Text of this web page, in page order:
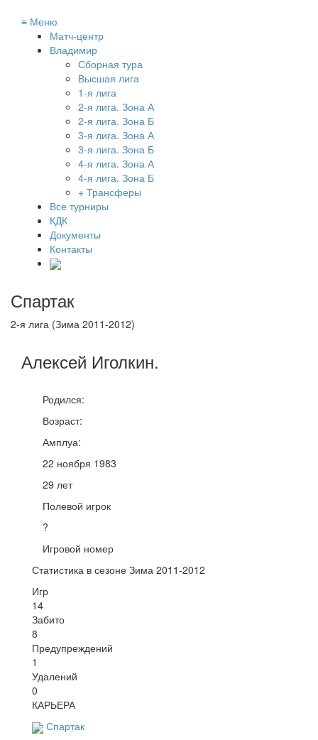
≡ Меню
Матч-центр
Владимир
Сборная тура
Высшая лига
1-я лига
2-я лига. Зона А
2-я лига. Зона Б
3-я лига. Зона А
3-я лига. Зона Б
4-я лига. Зона А
4-я лига. Зона Б
+ Трансферы
Все турниры
КДК
Документы
Контакты
Спартак
2-я лига (Зима 2011-2012)
Алексей Иголкин.
Родился:
Возраст:
Амплуа:
22 ноября 1983
29 лет
Полевой игрок
?
Игровой номер
Статистика в сезоне Зима 2011-2012
Игр
14
Забито
8
Предупреждений
1
Удалений
0
КАРЬЕРА
Спартак